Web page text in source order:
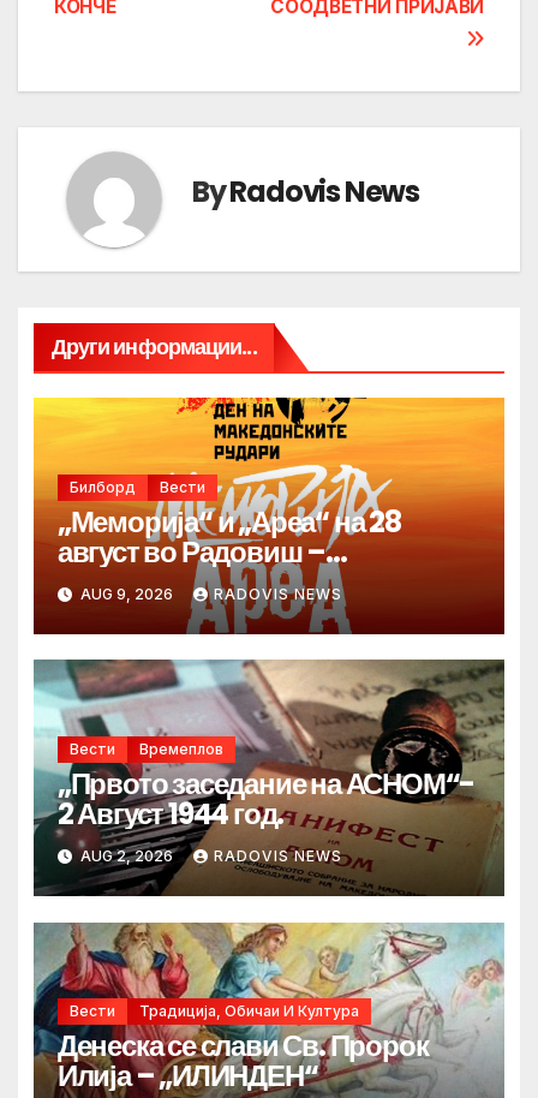
СООДВЕТНИ ПРИЈАВИ
КОНЧЕ
ByRadovis News
Други информации...
Билборд Вести
„Меморија“ и „Ареа“ на 28
август во Радовиш –
продолжува традицијата за
Денот на македонските рудари
AUG 9, 2026 RADOVIS NEWS
Вести Времеплов
„Првото заседание на АСНОМ“-
2 Август 1944 год.
AUG 2, 2026 RADOVIS NEWS
Вести Традиција, Обичаи И Култура
Денеска се слави Св. Пророк
Илија – „ИЛИНДЕН“